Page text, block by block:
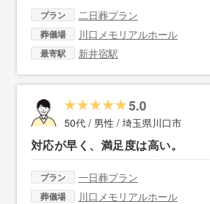
プラン 二日葬プラン
葬儀場 川口メモリアルホール
最寄駅 新井宿駅
5.0
50代 / 男性 / 埼玉県川口市
対応が早く、満足度は高い。
プラン 一日葬プラン
葬儀場 川口メモリアルホール